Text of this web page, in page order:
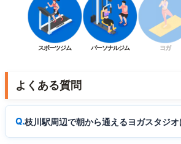
スポーツジム パーソナルジム ヨガ
よくある質問
枝川駅周辺で朝から通えるヨガスタジオ